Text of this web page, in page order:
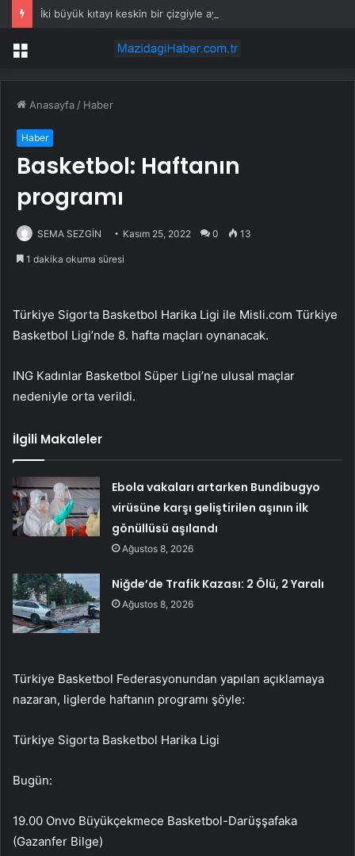
Menü
Anasayfa / Haber
Haber
Basketbol: Haftanın
programı
SEMA SEZGİN Kasım 25, 2022 0 13
1 dakika okuma süresi
Türkiye Sigorta Basketbol Harika Ligi ile Misli.com Türkiye
Basketbol Ligi’nde 8. hafta maçları oynanacak.
ING Kadınlar Basketbol Süper Ligi’ne ulusal maçlar
nedeniyle orta verildi.
İlgili Makaleler
Ebola vakaları artarken Bundibugyo
virüsüne karşı geliştirilen aşının ilk
gönüllüsü aşılandı
Ağustos 8, 2026
Niğde’de Trafik Kazası: 2 Ölü, 2 Yaralı
Ağustos 8, 2026
Türkiye Basketbol Federasyonundan yapılan açıklamaya
nazaran, liglerde haftanın programı şöyle:
Türkiye Sigorta Basketbol Harika Ligi
Bugün:
19.00 Onvo Büyükçekmece Basketbol-Darüşşafaka
(Gazanfer Bilge)